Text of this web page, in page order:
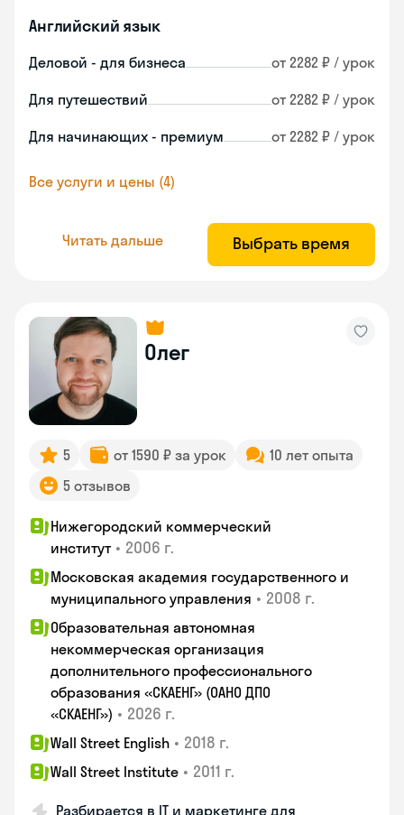
Английский язык
Деловой - для бизнеса от 2282 ₽ / урок
Для путешествий от 2282 ₽ / урок
Для начинающих - премиум от 2282 ₽ / урок
Все услуги и цены (4)
Читать дальше Выбрать время
Олег
5 от 1590 ₽ за урок
10 лет опыта
5 отзывов
Нижегородский коммерческий
институт • 2006 г.
Московская академия государственного и
муниципального управления • 2008 г.
Образовательная автономная
некоммерческая организация
дополнительного профессионального
образования «СКАЕНГ» (ОАНО ДПО
«СКАЕНГ») • 2026 г.
Wall Street English • 2018 г.
Wall Street Institute • 2011 г.
Разбирается в IT и маркетинге для